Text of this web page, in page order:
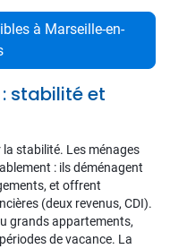
à Marseille-en-
stabilité et
stabilité. Les ménages
: ils déménagent
et offrent
(deux revenus, CDI).
grands appartements,
de vacance. La